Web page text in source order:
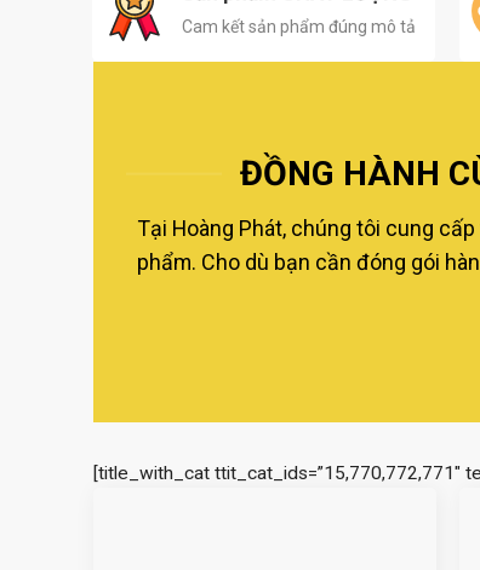
Cam kết sản phẩm đúng mô tả
ĐỒNG HÀNH
Tại Hoàng Phát, chúng tôi cung
phẩm. Cho dù bạn cần đóng gói
[title_with_cat ttit_cat_ids=”15,770,772,771″